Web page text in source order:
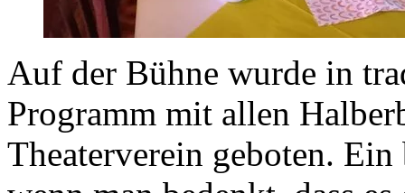
Auf der Bühne wurde in
Programm mit allen
Theaterverein geboten.